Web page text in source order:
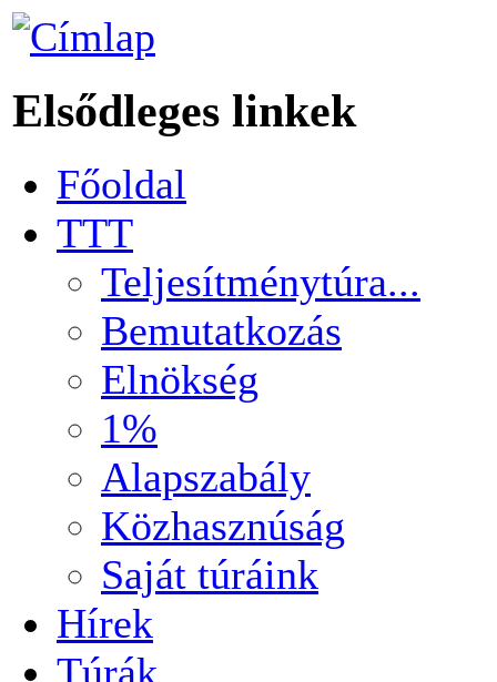
Elsődleges linkek
Főoldal
TTT
Teljesítménytúra...
Bemutatkozás
Elnökség
1%
Alapszabály
Közhasznúság
Saját túráink
Hírek
Túrák